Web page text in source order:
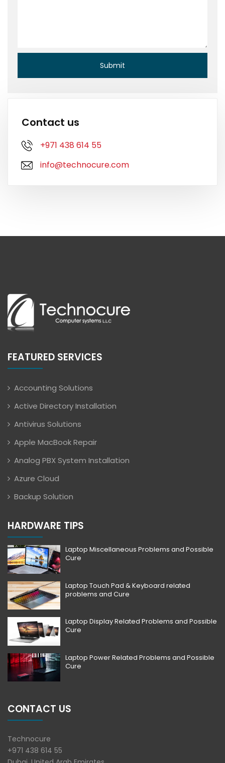
Contact us
+971 438 614 55
info@technocure.com
FEATURED SERVICES
Accounting Solutions
Active Directory Installation
Antivirus Solutions
Apple MacBook Repair
Analog PBX System Installation
Azure Cloud
Backup Solution
HARDWARE TIPS
Laptop Miscellaneous Problems and Possible
Cure
Laptop Touch Pad & Keyboard related
problems and Cure
Laptop Display Related Problems and Possible
Cure
Laptop Power Related Problems and Possible
Cure
CONTACT US
Technocure
+971 438 614 55